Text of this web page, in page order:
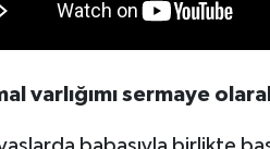
varlığımı sermaye